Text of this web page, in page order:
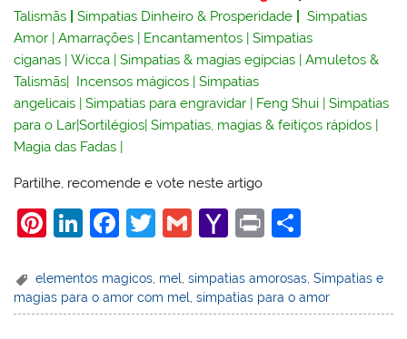
Talismãs
|Simpatias Dinheiro & Prosperidade
Simpatias
Amor |Amarrações | Encantamentos |Simpatias
ciganas |Wicca |Simpatias & magias egípcias |Amuletos &
Talismãs| Incensos mágicos |Simpatias
angelicais |Simpatias para engravidar | Feng Shui |Simpatias
para o Lar|Sortilégios|Simpatias, magias & feitiços rápidos |
Magia das Fadas |
Partilhe, recomende e vote neste artigo
Pi
er
e
Li
k
e
F
c
e
T
itt
er
G
ai
l
Y
h
o
Pr
t
ar
e
elementos magicos mel ,simpatias amorosas ,Simpatias e
magias para o amor com mel ,simpatias para o amor